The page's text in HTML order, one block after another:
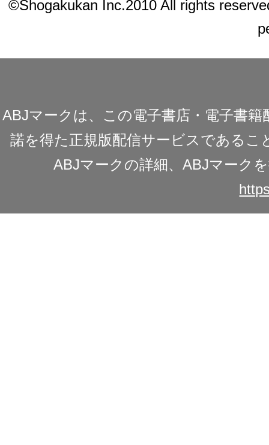
©Shogakukan Inc.2010 All rights
ABJマークは、この電子書店・電子書
諾を得た正規版配信サービスであるこ
ABJマークの詳細、ABJマーク